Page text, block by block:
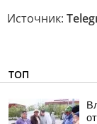
Источник:
ТОП